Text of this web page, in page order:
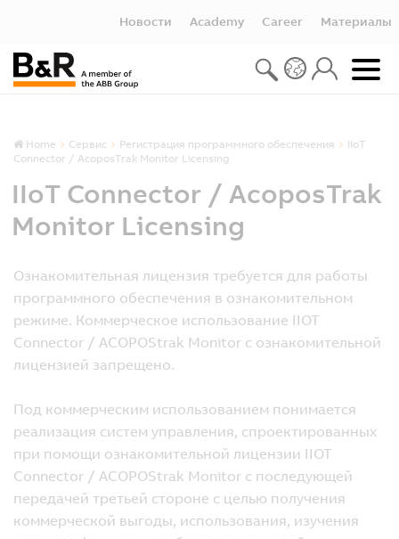
Новости Academy Career Материалы
Home Сервис Регистрация программного обеспечения
IIoT
Connector / AcoposTrak Monitor Licensing
IIoT Connector / AcoposTrak
Monitor Licensing